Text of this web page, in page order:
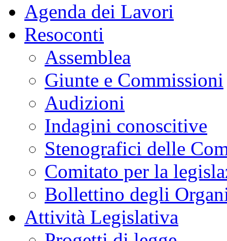
Agenda dei Lavori
Resoconti
Assemblea
Giunte e Commissioni
Audizioni
Indagini conoscitive
Stenografici delle
Comitato per la
Bollettino degli
Attività Legislativa